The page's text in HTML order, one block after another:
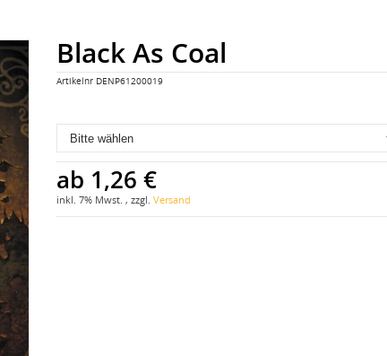
Black As Coal
Artikelnr DENP61200019
ab 1,26 €
inkl. 7% Mwst. , zzgl. Versand